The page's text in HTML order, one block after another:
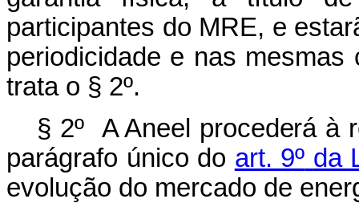
participantes do MRE, e
periodicidade e nas mesmas
trata o § 2º.
§ 2º A Aneel procederá à
parágrafo único do art. 9º da
evolução do mercado de